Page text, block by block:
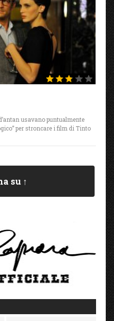
usavano puntualmente
per stroncare i film di Tinto
su ↑